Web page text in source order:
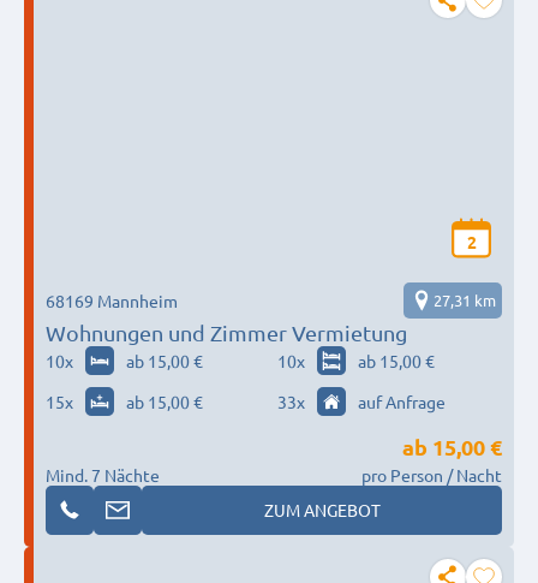
2
Wohnungen und Zimmer Vermietung
68169 Mannheim 27,31 km
10x ab 15,00 € 10x
ab 15,00 €
15x ab 15,00 € 33x auf Anfrage
Mind. 7 Nächte
ab 15,00 €
pro Person / Nacht
ZUM ANGEBOT